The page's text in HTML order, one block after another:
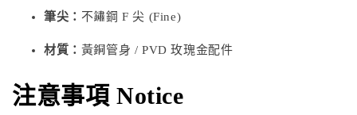
筆尖： 不鏽鋼 F 尖 (Fine)
材質： 黃銅管身 / PVD 玫瑰金配件
注意事項 Notice